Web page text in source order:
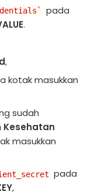
pada
.
,
kotak masukkan
sudah
Kesehatan
masukkan
pada
,